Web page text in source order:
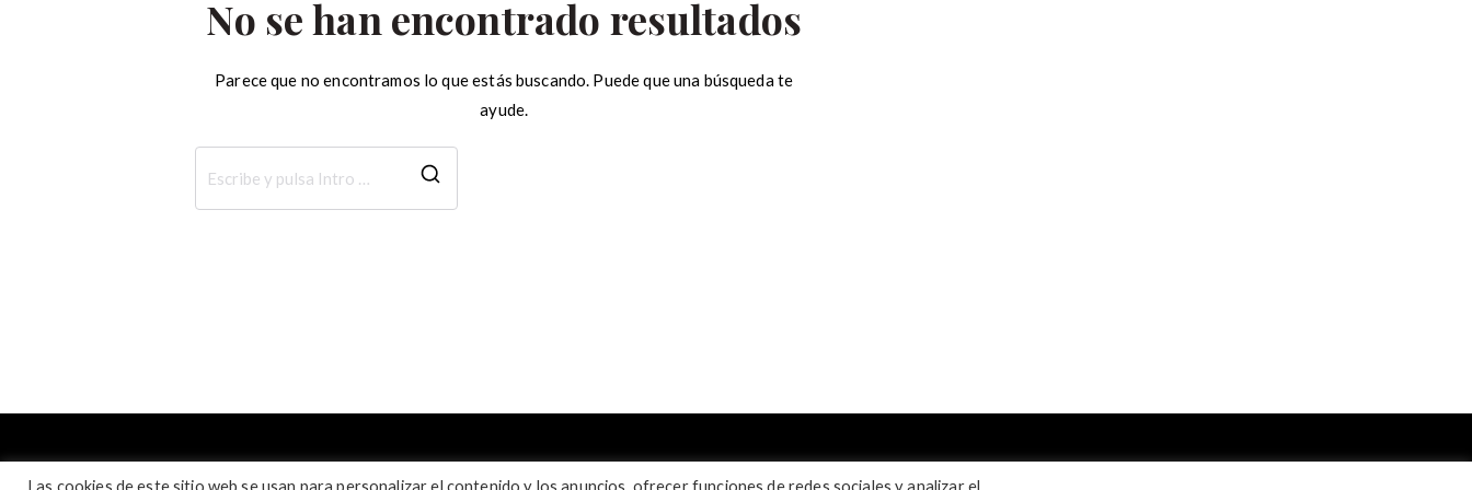
No se han encontrado resultados
Parece que no encontramos lo que estás buscando. Puede que una búsqueda te
ayude.
Las cookies de este sitio web se usan para personalizar el contenido y los anuncios, ofrecer funciones de redes sociales y analizar el